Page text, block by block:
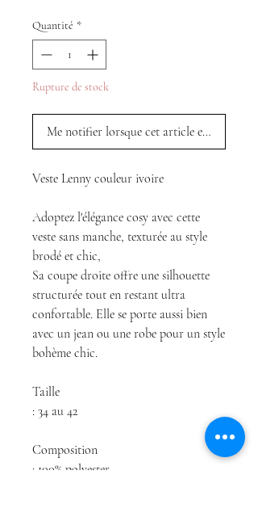
Quantité *
Rupture de stock
Me notifier lorsque cet article est disponible
Veste Lenny couleur ivoire
Adoptez l'élégance cosy avec cette
veste sans manche, texturée au style
brodé et chic,
Sa coupe droite offre une silhouette
structurée tout en restant ultra
confortable. Elle se porte aussi bien
avec un jean ou une robe pour un style
bohème chic.
Taille
: 34 au 42
Composition
: 100% polyester